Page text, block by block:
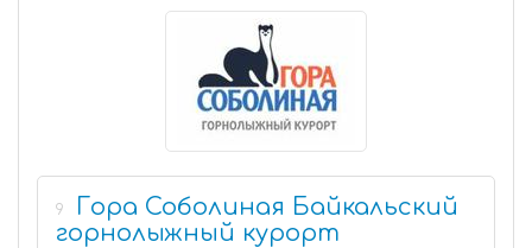
9
Гора Соболиная Байкальский
горнолыжный курорт